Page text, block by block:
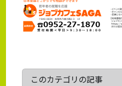
このカテゴリの記事